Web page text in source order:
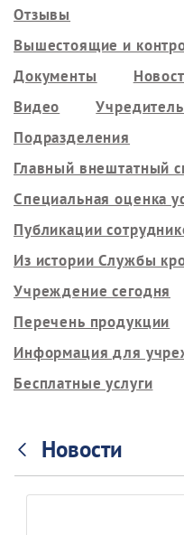
Отзывы
Вышестоящие и
Документы
Видео
Подразделения
Главный внештатный
Специальная оценка
Публикации
Из истории Службы
Учреждение сегодня
Перечень продукции
Информация для
Бесплатные услуги
Новости